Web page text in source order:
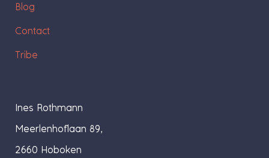
Blog
Contact
Tribe
Ines Rothmann
Meerlenhoflaan 89,
2660 Hoboken